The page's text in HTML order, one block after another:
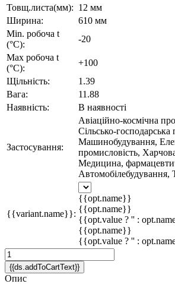
Товщ.листа(мм): 12 мм
Ширина:
610 мм
Min. робоча t
(°C):
-20
Max робоча t
(°C):
+100
Щільність:
1.39
Вага:
11.88
Наявність:
В наявності
Застосування:
Авіаційно-космічна
Сільсько-господарська
Машинобудування,
промисловість,
Медицина,
Автомобілебудування,
{{variant.name}}:
{{opt.name}}
{{opt.name}}
{{opt.value ? '' :
{{opt.name}}
{{opt.value ? '' :
{{ds.addToCartText}}
Опис